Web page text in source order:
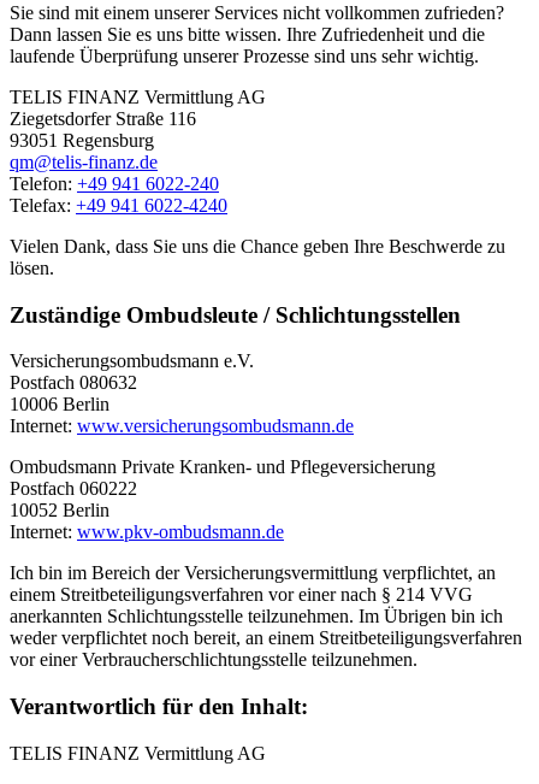
Sie sind mit einem unserer Services nicht vollkommen zufrieden?
Dann lassen Sie es uns bitte wissen. Ihre Zufriedenheit und die
laufende Überprüfung unserer Prozesse sind uns sehr wichtig.
TELIS FINANZ Vermittlung AG
Ziegetsdorfer Straße 116
93051 Regensburg
qm@telis-finanz.de
Telefon: +49 941 6022-240
Telefax: +49 941 6022-4240
Vielen Dank, dass Sie uns die Chance geben Ihre Beschwerde zu
lösen.
Zuständige Ombudsleute / Schlichtungsstellen
Versicherungsombudsmann e.V.
Postfach 080632
10006 Berlin
Internet: www.versicherungsombudsmann.de
Ombudsmann Private Kranken- und Pflegeversicherung
Postfach 060222
10052 Berlin
Internet: www.pkv-ombudsmann.de
Ich bin im Bereich der Versicherungsvermittlung verpflichtet, an
einem Streitbeteiligungsverfahren vor einer nach § 214 VVG
anerkannten Schlichtungsstelle teilzunehmen. Im Übrigen bin ich
weder verpflichtet noch bereit, an einem Streitbeteiligungsverfahren
vor einer Verbraucherschlichtungsstelle teilzunehmen.
Verantwortlich für den Inhalt:
TELIS FINANZ Vermittlung AG